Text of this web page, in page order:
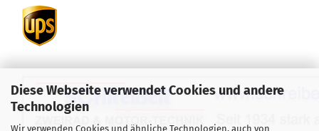
Diese Webseite verwendet Cookies und andere
Technologien
Wir verwenden Cookies und ähnliche Technologien, auch von